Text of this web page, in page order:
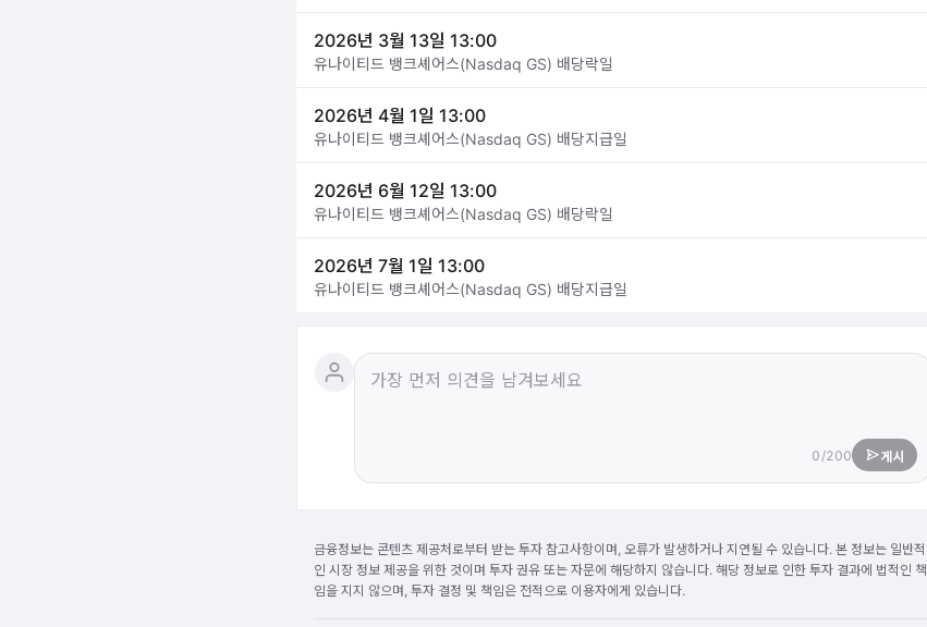
2026년 3월 13일 13:00
유나이티드 뱅크셰어스(Nasdaq GS) 배당락일
2026년 4월 1일 13:00
유나이티드 뱅크셰어스(Nasdaq GS) 배당지급일
2026년 6월 12일 13:00
유나이티드 뱅크셰어스(Nasdaq GS) 배당락일
2026년 7월 1일 13:00
유나이티드 뱅크셰어스(Nasdaq GS) 배당지급일
0/200 게시
금융정보는 콘텐츠 제공처로부터 받는 투자 참고사항이며, 오류가 발생하거나 지연될 수 있습니다. 본 정보는 일반적
인 시장 정보 제공을 위한 것이며 투자 권유 또는 자문에 해당하지 않습니다. 해당 정보로 인한 투자 결과에 법적인 책
임을 지지 않으며, 투자 결정 및 책임은 전적으로 이용자에게 있습니다.